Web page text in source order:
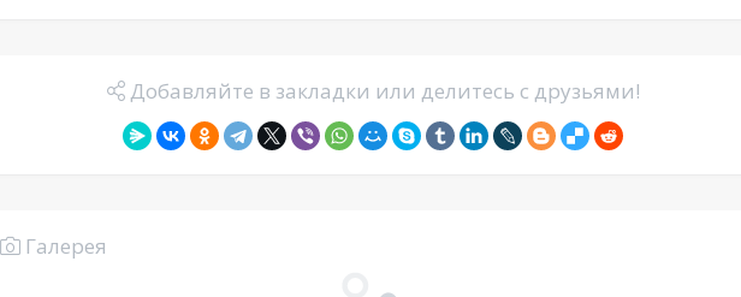
Добавляйте в закладки или делитесь с друзьями!
Галерея